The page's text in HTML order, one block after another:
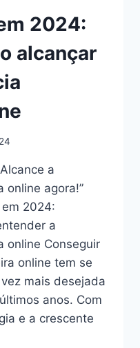
2024:
alcançar
a
online agora!”
2024:
a
online Conseguir
online tem se
mais desejada
anos. Com
e a crescente